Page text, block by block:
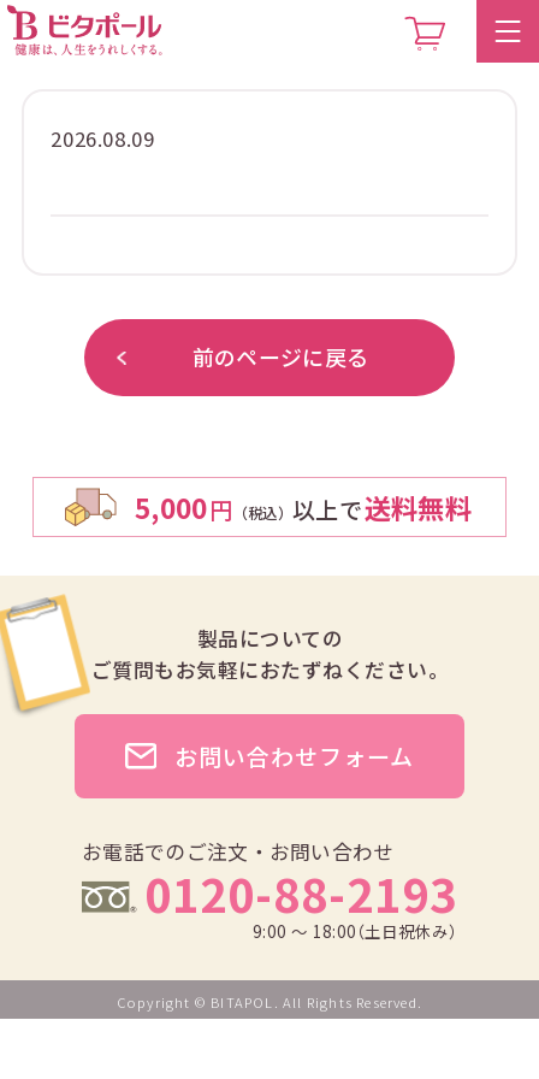
2026.08.09
前のページに戻る
5,000円 （税込） 以上で送料無料
製品についての
ご質問もお気軽におたずねください。
お電話でのご注文・お問い合わせ
0120-88-2193
9:00 ～ 18:00（土日祝休み）
お問い合わせフォーム
Copyright © BITAPOL. All Rights Reserved.